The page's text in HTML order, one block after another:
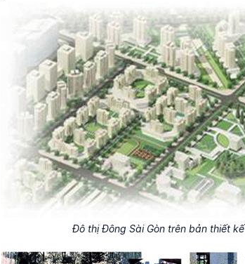
Đô thị Đông Sài Gòn trên bản thiết kế